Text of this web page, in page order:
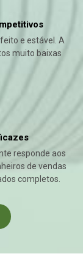
e estável. A
muito baixas
responde aos
de vendas
completos.